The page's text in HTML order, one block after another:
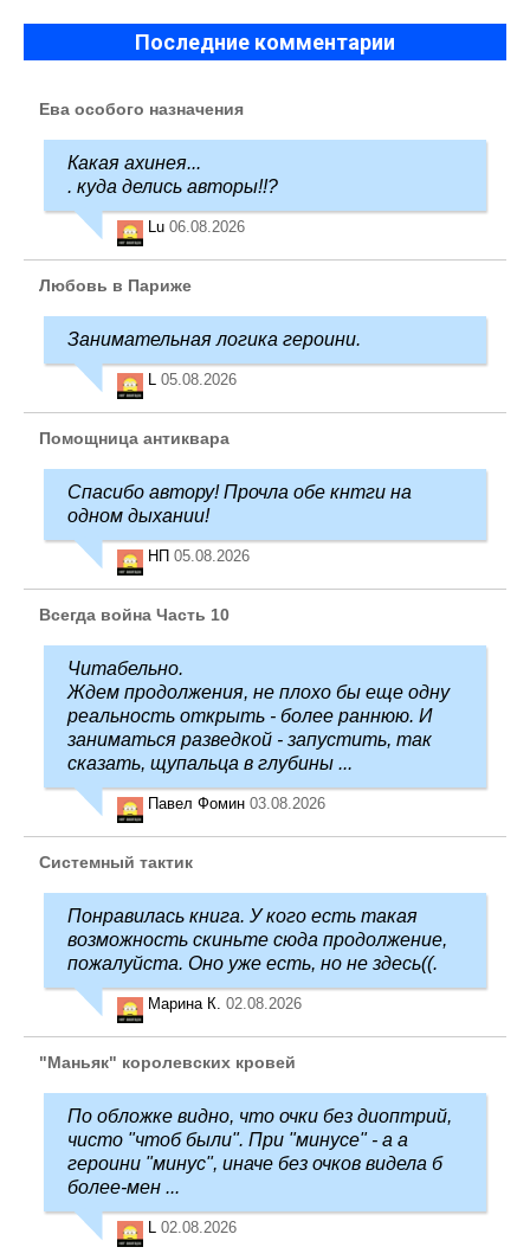
Последние комментарии
Ева особого назначения
Какая ахинея...
. куда делись авторы!!?
Lu 06.08.2026
Любовь в Париже
Занимательная логика героини.
L 05.08.2026
Помощница антиквара
Спасибо автору! Прочла обе кнтги на
одном дыхании!
НП 05.08.2026
Всегда война Часть 10
Читабельно.
Ждем продолжения, не плохо бы еще одну
реальность открыть - более раннюю. И
заниматься разведкой - запустить, так
сказать, щупальца в глубины ...
Павел Фомин 03.08.2026
Системный тактик
Понравилась книга. У кого есть такая
возможность скиньте сюда продолжение,
пожалуйста. Оно уже есть, но не здесь((.
Марина К. 02.08.2026
"Маньяк" королевских кровей
По обложке видно, что очки без диоптрий,
чисто "чтоб были". При "минусе" - а а
героини "минус", иначе без очков видела б
более-мен ...
L 02.08.2026